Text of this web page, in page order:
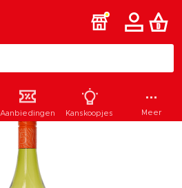
Aanbiedingen Kanskoopjes Meer